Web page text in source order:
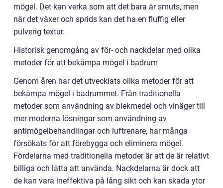
mögel. Det kan verka som att det bara är smuts, men
när det växer och sprids kan det ha en fluffig eller
pulverig textur.
Historisk genomgång av för- och nackdelar med olika
metoder för att bekämpa mögel i badrum
Genom åren har det utvecklats olika metoder för att
bekämpa mögel i badrummet. Från traditionella
metoder som användning av blekmedel och vinäger till
mer moderna lösningar som användning av
antimögelbehandlingar och luftrenare, har många
försökats för att förebygga och eliminera mögel.
Fördelarna med traditionella metoder är att de är relativt
billiga och lätta att använda. Nackdelarna är dock att
de kan vara ineffektiva på lång sikt och kan skada ytor